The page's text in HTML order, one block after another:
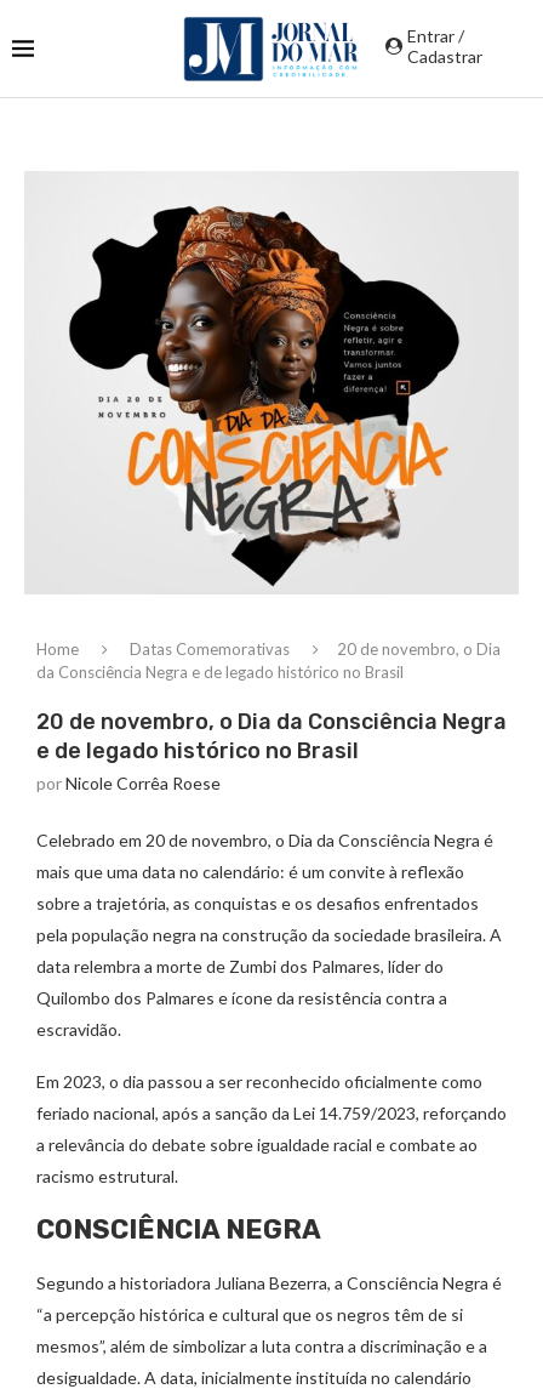
Entrar /
Cadastrar
Home Datas Comemorativas
20 de novembro, o Dia
da Consciência Negra e de legado histórico no Brasil
20 de novembro, o Dia da Consciência Negra
e de legado histórico no Brasil
porNicole Corrêa Roese
Celebrado em 20 de novembro, o Dia da Consciência Negra é
mais que uma data no calendário: é um convite à reflexão
sobre a trajetória, as conquistas e os desafios enfrentados
pela população negra na construção da sociedade brasileira. A
data relembra a morte de Zumbi dos Palmares, líder do
Quilombo dos Palmares e ícone da resistência contra a
escravidão.
Em 2023, o dia passou a ser reconhecido oficialmente como
feriado nacional, após a sanção da Lei 14.759/2023, reforçando
a relevância do debate sobre igualdade racial e combate ao
racismo estrutural.
CONSCIÊNCIA NEGRA
Segundo a historiadora Juliana Bezerra, a Consciência Negra é
“a percepção histórica e cultural que os negros têm de si
mesmos”, além de simbolizar a luta contra a discriminação e a
desigualdade. A data, inicialmente instituída no calendário